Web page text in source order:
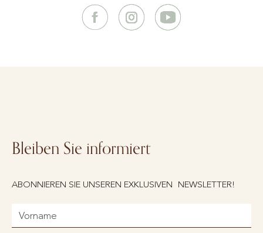
Bleiben Sie informiert
ABONNIEREN SIE UNSEREN EXKLUSIVEN NEWSLETTER!